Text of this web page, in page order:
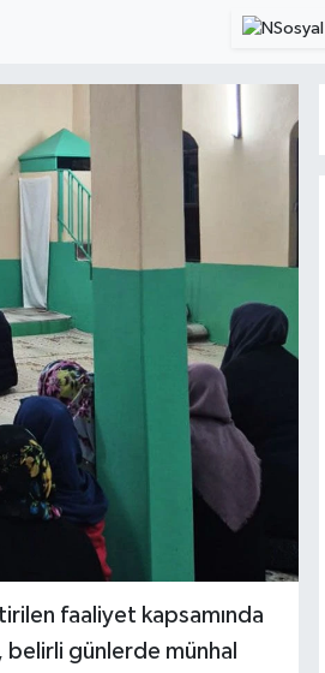
faaliyet kapsamında
günlerde münhal